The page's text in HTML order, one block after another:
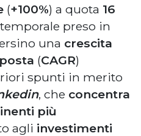
(+100%) a quota 16
preso in
una crescita
(CAGR)
spunti in merito
, che concentra
più
agli investimenti